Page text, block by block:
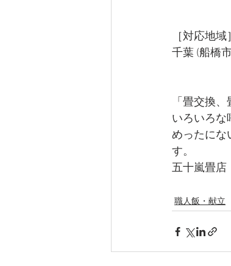
［対応地域
千葉 (船橋
「畳交換
いろいろな
めったにな
す。
五十嵐畳店
職人飯・献立